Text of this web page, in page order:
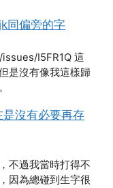
同偏旁的字
I5FR1Q 這
是沒有像我這樣歸
沒有必要再存
不過我當時打得不
因為總碰到生字很